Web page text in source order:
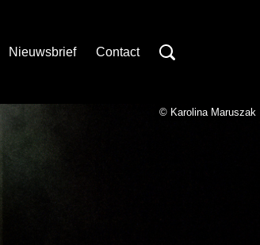
Nieuwsbrief Contact
© Karolina Maruszak